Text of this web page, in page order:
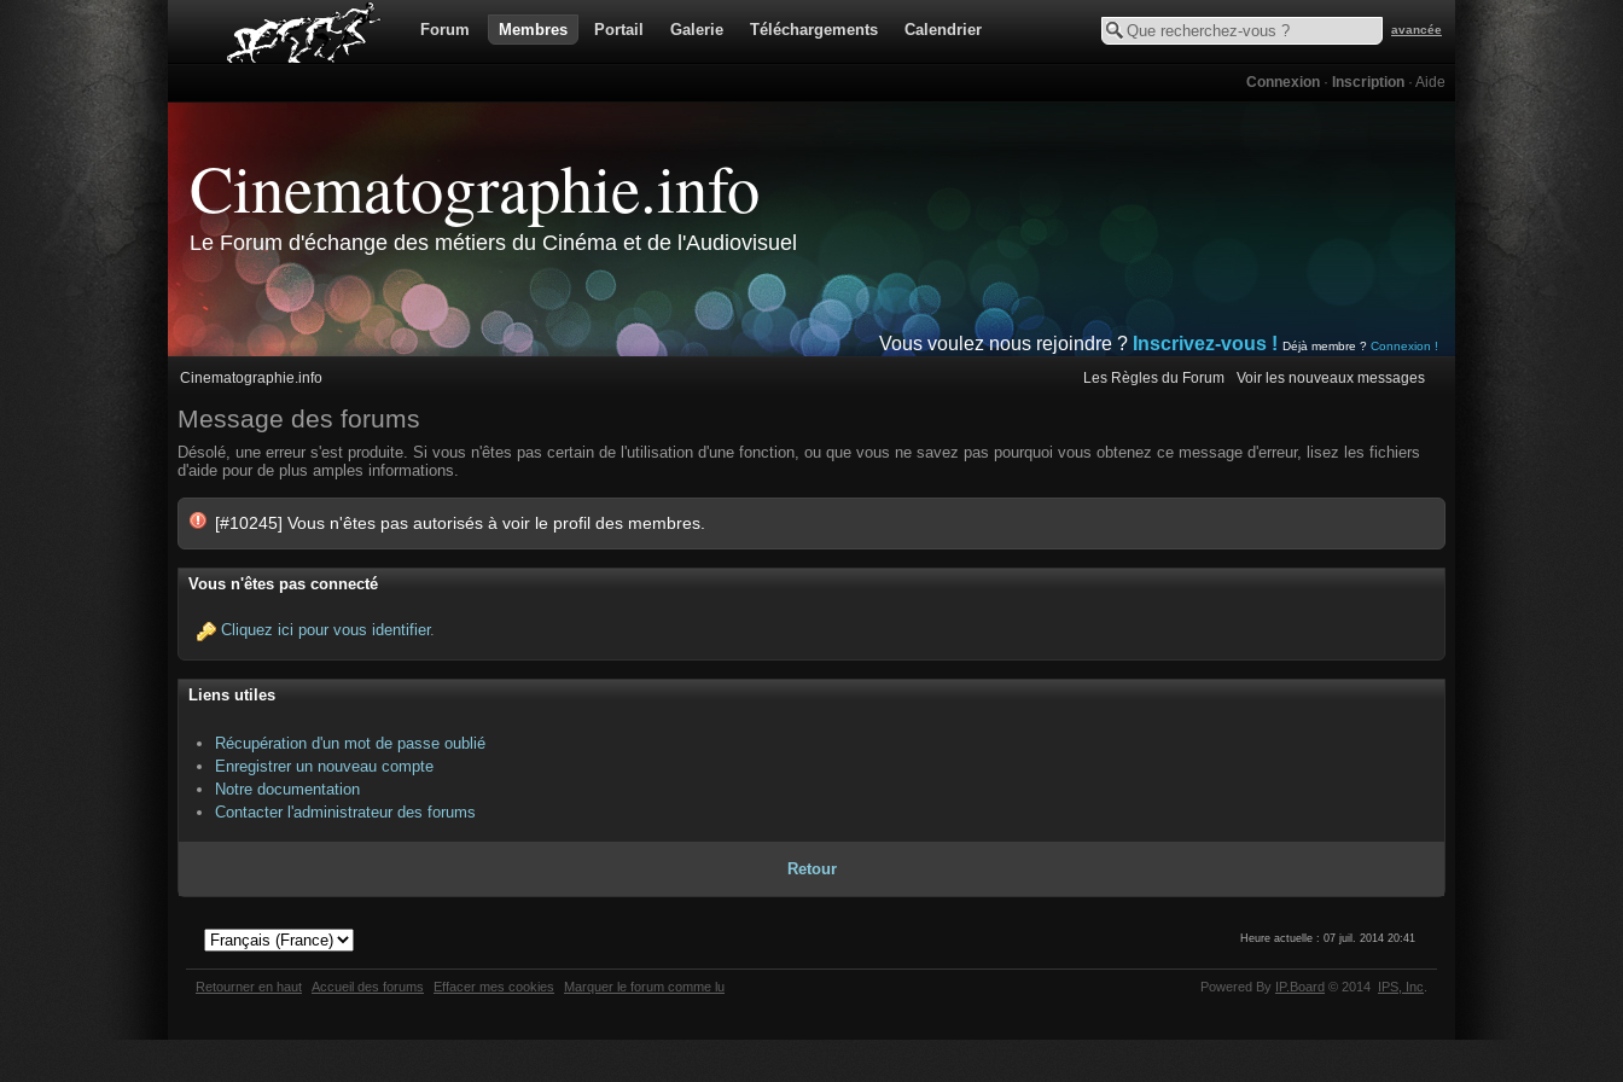
avancée
Forum Membres Portail Galerie Téléchargements Calendrier
Connexion · Inscription · Aide
Cinematographie.info
Le Forum d'échange des métiers du Cinéma et de l'Audiovisuel
Vous voulez nous rejoindre ? Inscrivez-vous ! Déjà membre ? Connexion !
Cinematographie.info Les Règles du Forum Voir les nouveaux messages
Message des forums
Désolé, une erreur s'est produite. Si vous n'êtes pas certain de l'utilisation d'une fonction, ou que vous ne savez pas pourquoi vous obtenez ce message d'erreur, lisez les fichiers
d'aide pour de plus amples informations.
[#10245] Vous n'êtes pas autorisés à voir le profil des membres.
Vous n'êtes pas connecté
Cliquez ici pour vous identifier.
Liens utiles
Récupération d'un mot de passe oublié
Enregistrer un nouveau compte
Notre documentation
Contacter l'administrateur des forums
Retour
Heure actuelle : 07 juil. 2014 20:41
Retourner en haut Accueil des forums Effacer mes cookies Marquer le forum comme lu Powered By IP.Board © 2014 IPS, Inc